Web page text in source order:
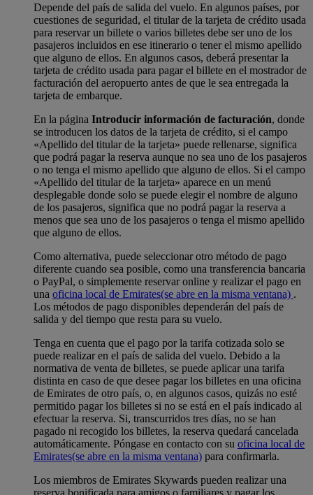
Depende del país de salida del vuelo. En algunos países, por
cuestiones de seguridad, el titular de la tarjeta de crédito usada
para reservar un billete o varios billetes debe ser uno de los
pasajeros incluidos en ese itinerario o tener el mismo apellido
que alguno de ellos. En algunos casos, deberá presentar la
tarjeta de crédito usada para pagar el billete en el mostrador de
facturación del aeropuerto antes de que le sea entregada la
tarjeta de embarque.
En la página Introducir información de facturación, donde
se introducen los datos de la tarjeta de crédito, si el campo
«Apellido del titular de la tarjeta» puede rellenarse, significa
que podrá pagar la reserva aunque no sea uno de los pasajeros
o no tenga el mismo apellido que alguno de ellos. Si el campo
«Apellido del titular de la tarjeta» aparece en un menú
desplegable donde solo se puede elegir el nombre de alguno
de los pasajeros, significa que no podrá pagar la reserva a
menos que sea uno de los pasajeros o tenga el mismo apellido
que alguno de ellos.
Como alternativa, puede seleccionar otro método de pago
diferente cuando sea posible, como una transferencia bancaria
o PayPal, o simplemente reservar online y realizar el pago en
una oficina local de Emirates(se abre en la misma ventana) .
Los métodos de pago disponibles dependerán del país de
salida y del tiempo que resta para su vuelo.
Tenga en cuenta que el pago por la tarifa cotizada solo se
puede realizar en el país de salida del vuelo. Debido a la
normativa de venta de billetes, se puede aplicar una tarifa
distinta en caso de que desee pagar los billetes en una oficina
de Emirates de otro país, o, en algunos casos, quizás no esté
permitido pagar los billetes si no se está en el país indicado al
efectuar la reserva. Si, transcurridos tres días, no se han
pagado ni recogido los billetes, la reserva quedará cancelada
automáticamente. Póngase en contacto con su oficina local de
Emirates(se abre en la misma ventana) para confirmarla.
Los miembros de Emirates Skywards pueden realizar una
reserva bonificada para amigos o familiares y pagar los